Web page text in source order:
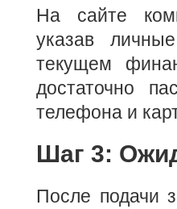
На сайте
указав
текущем
достаточно
телефона и
Шаг 3:
После подачи